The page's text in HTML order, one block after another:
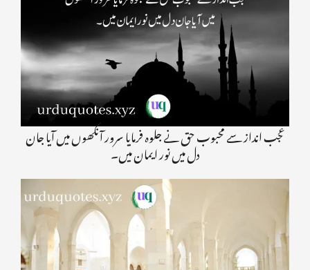
عجب انداز سے محبوب حق نے جلوہ فرمایا سرور آنکھوں میں آیا جان
دل میں نور ايمان میں۔